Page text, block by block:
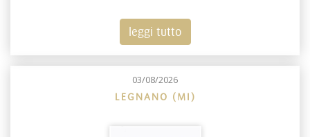
leggi tutto
03/08/2026
LEGNANO (MI)